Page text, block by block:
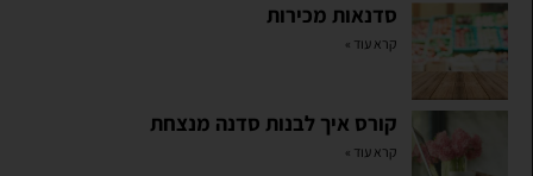
סדנאות מכירות
קרא עוד »
קורס איך לבנות סדנה מנצחת
קרא עוד »